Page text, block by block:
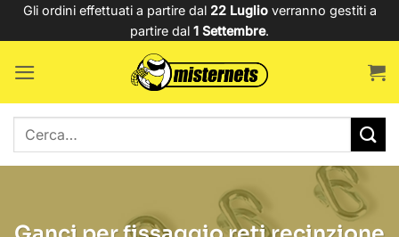
SaltaGli ordini effettuati a partire dal 22 Luglioverranno gestiti a
partire dal 1 Settembre.
Cerca: